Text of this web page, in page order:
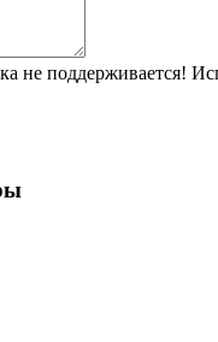
не поддерживается!